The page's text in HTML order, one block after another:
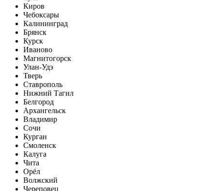
Киров
Чебоксары
Калининград
Брянск
Курск
Иваново
Магнитогорск
Улан-Удэ
Тверь
Ставрополь
Нижний Тагил
Белгород
Архангельск
Владимир
Сочи
Курган
Смоленск
Калуга
Чита
Орёл
Волжский
Череповец